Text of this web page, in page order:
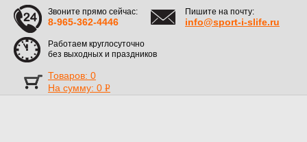
Звоните прямо сейчас:
8-965-362-4446
Пишите на почту:
info@sport-i-slife.ru
Работаем круглосуточно
без выходных и праздников
Товаров: 0
На сумму: 0 Р